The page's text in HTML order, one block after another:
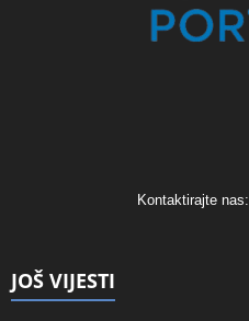
Kontaktirajte nas:
JOŠ VIJESTI